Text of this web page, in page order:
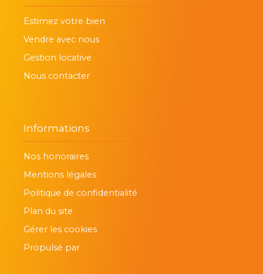
Estimez votre bien
Vendre avec nous
Gestion locative
Nous contacter
Informations
Nos honoraires
Mentions légales
Politique de confidentialité
Plan du site
Gérer les cookies
Propulsé par